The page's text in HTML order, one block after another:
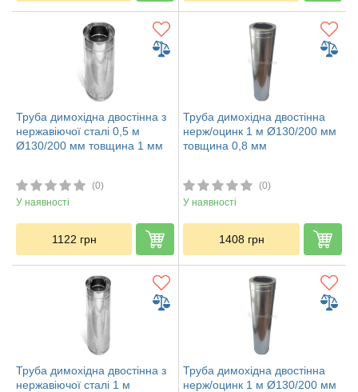
Труба димохідна двостінна з
нержавіючої сталі 0,5 м
Ø130/200 мм товщина 1 мм
(0)
У наявності
1122 грн
Труба димохідна двостінна
нерж/оцинк 1 м Ø130/200 мм
товщина 0,8 мм
(0)
У наявності
1408 грн
Труба димохідна двостінна з
нержавіючої сталі 1 м
Труба димохідна двостінна
нерж/оцинк 1 м Ø130/200 мм